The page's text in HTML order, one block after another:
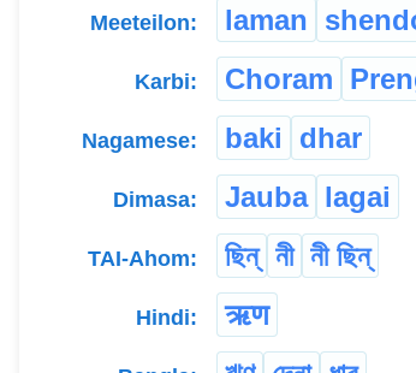
Meeteilon: laman
Karbi: Choram
Nagamese: baki dhar
Dimasa: Jauba lagai
TAI-Ahom: ছিন্ নী নী ছিন্
Hindi: ऋण